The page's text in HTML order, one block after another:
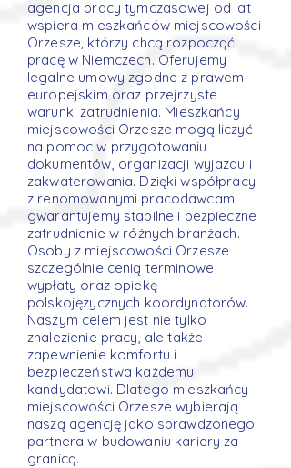
agencja pracy tymczasowej od lat
wspiera mieszkańców miejscowości
Orzesze, którzy chcą rozpocząć
pracę w Niemczech. Oferujemy
legalne umowy zgodne z prawem
europejskim oraz przejrzyste
warunki zatrudnienia. Mieszkańcy
miejscowości Orzesze mogą liczyć
na pomoc w przygotowaniu
dokumentów, organizacji wyjazdu i
zakwaterowania. Dzięki współpracy
z renomowanymi pracodawcami
gwarantujemy stabilne i bezpieczne
zatrudnienie w różnych branżach.
Osoby z miejscowości Orzesze
szczególnie cenią terminowe
wypłaty oraz opiekę
polskojęzycznych koordynatorów.
Naszym celem jest nie tylko
znalezienie pracy, ale także
zapewnienie komfortu i
bezpieczeństwa każdemu
kandydatowi. Dlatego mieszkańcy
miejscowości Orzesze wybierają
naszą agencję jako sprawdzonego
partnera w budowaniu kariery za
granicą.